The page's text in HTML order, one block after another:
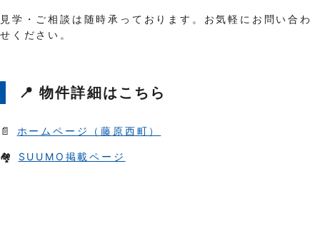
見学・ご相談は随時承っております。お気軽にお問い合わ
せください。
📍 物件詳細はこちら
📄 ホームページ（藤原西町）
🏘️ SUUMO掲載ページ